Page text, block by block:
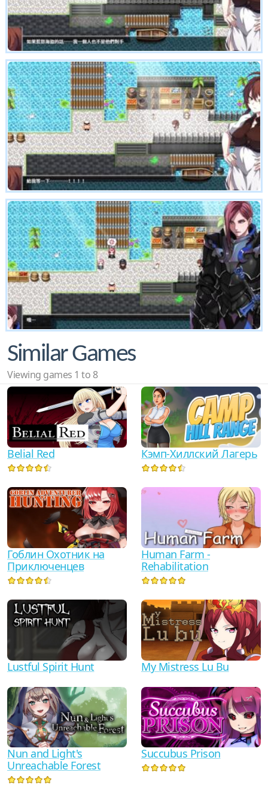
Similar Games
Viewing games 1 to 8
Belial Red Кэмп-Хиллский Лагерь
Гоблин Охотник на
Приключенцев
Human Farm -
Rehabilitation
Lustful Spirit Hunt My Mistress Lu Bu
Nun and Light's
Unreachable Forest
Succubus Prison